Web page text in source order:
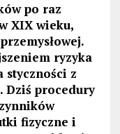
po raz
XIX wieku,
ryzyka
styczności z
Dziś procedury
fizyczne i